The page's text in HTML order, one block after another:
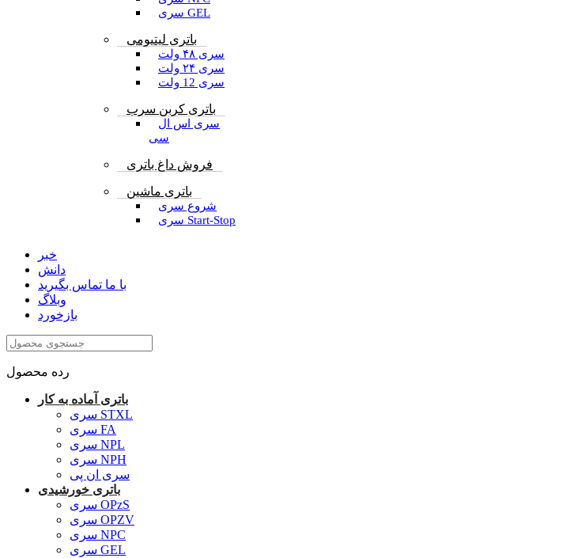
سری GEL
باتری لیتیومی
سری ۴۸ ولت
سری ۲۴ ولت
سری 12 ولت
باتری کربن سرب
سری اس ال
سی
فروش داغ باتری
باتری ماشین
شروع سری
سری Start-Stop
خبر
دانش
با ما تماس بگیرید
وبلاگ
بازخورد
رده محصول
باتری آماده به کار
سری STXL
سری FA
سری NPL
سری NPH
سری ان پی
باتری خورشیدی
سری OPzS
سری OPZV
سری NPC
سری GEL